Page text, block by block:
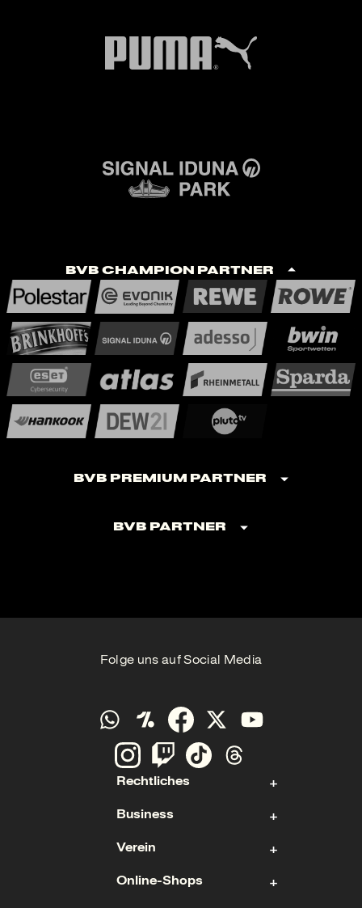
BVB Champion Partner
BVB Premium Partner
BVB Partner
Folge uns auf Social Media
Rechtliches
Kontakt
Impressum
Datenschutz
Business
Aktie
Sponsoring & Hospitality
Verein
Fan- und Förderabteilung
Online-Shops